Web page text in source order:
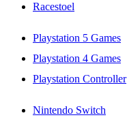
Racestoel
Playstation 5 Games
Playstation 4 Games
Playstation Controller
Nintendo Switch